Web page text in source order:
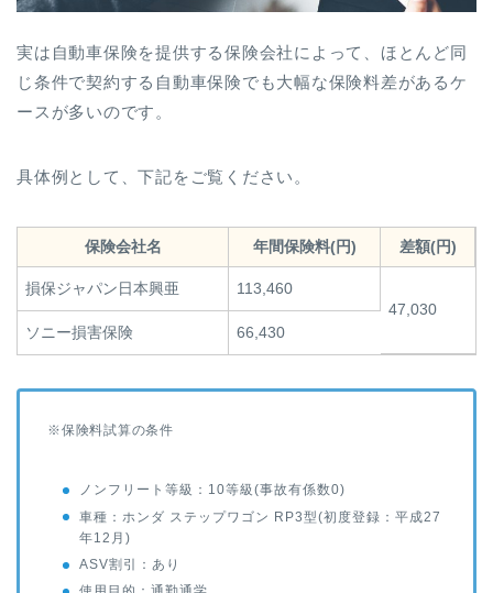
実は自動車保険を提供する保険会社によって、ほとんど同
じ条件で契約する自動車保険でも大幅な保険料差があるケ
ースが多いのです。
具体例として、下記をご覧ください。
保険会社名 年間保険料(円) 差額(円)
損保ジャパン日本興亜
113,460
47,030
ソニー損害保険
66,430
※保険料試算の条件
ノンフリート等級：10等級(事故有係数0)
車種：ホンダ ステップワゴン RP3型(初度登録：平成27
年12月)
ASV割引：あり